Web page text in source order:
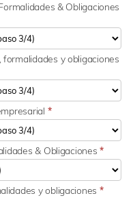
& Obligaciones
y obligaciones
*
& Obligaciones*
y obligaciones *